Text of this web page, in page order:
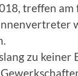
treffen
zu keiner